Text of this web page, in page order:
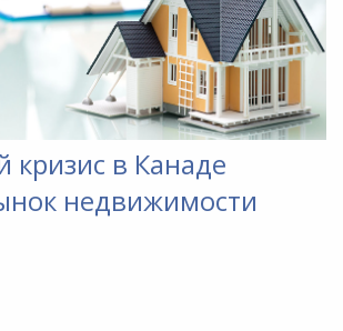
кризис в Канаде
недвижимости